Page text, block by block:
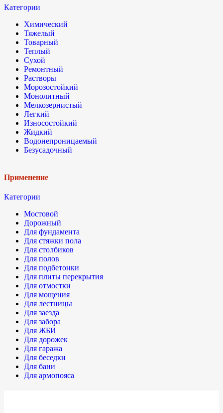
Категории
Химический
Тяжелый
Товарный
Теплый
Сухой
Ремонтный
Растворы
Морозостойкий
Монолитный
Мелкозернистый
Легкий
Износостойкий
Жидкий
Водонепроницаемый
Безусадочный
Применение
Категории
Мостовой
Дорожный
Для фундамента
Для стяжки пола
Для столбиков
Для полов
Для подбетонки
Для плиты перекрытия
Для отмостки
Для мощения
Для лестницы
Для заезда
Для забора
Для ЖБИ
Для дорожек
Для гаража
Для беседки
Для бани
Для армопояса